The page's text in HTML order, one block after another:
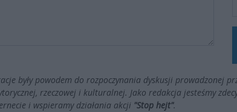
były powodem do rozpoczynania dyskusji prowadzonej
rzeczowej i kulturalnej. Jako redakcja jesteśmy
i wspieramy działania akcji "Stop hejt".